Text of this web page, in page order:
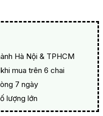
Hà Nội & TPHCM
khi mua trên 6 chai
7 ngày
lượng lớn